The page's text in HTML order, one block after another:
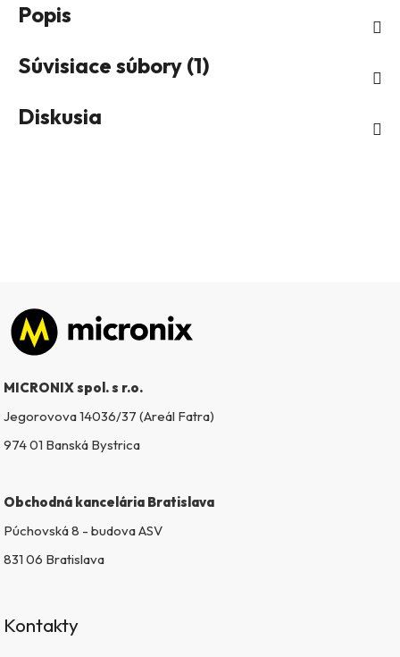
Popis
Súvisiace súbory (1)
Diskusia
Zápätie
MICRONIX spol. s r.o.
Jegorovova 14036/37 (Areál Fatra)
974 01 Banská Bystrica
Obchodná kancelária Bratislava
Púchovská 8 - budova ASV
831 06 Bratislava
Kontakty